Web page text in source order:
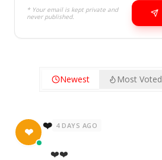
* Your email is kept private and
never published.
Newest Most Voted
❤ ❤️ 4 DAYS AGO
❤️❤️